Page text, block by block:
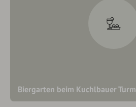
Biergarten beim Kuchlbauer Turm